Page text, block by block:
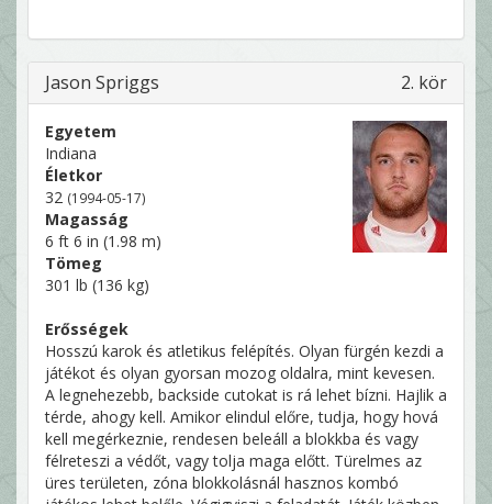
Jason Spriggs 2. kör
Egyetem
Indiana
Életkor
32 (1994-05-17)
Magasság
6 ft 6 in (1.98 m)
Tömeg
301 lb (136 kg)
Erősségek
Hosszú karok és atletikus felépítés. Olyan fürgén kezdi a
játékot és olyan gyorsan mozog oldalra, mint kevesen.
A legnehezebb, backside cutokat is rá lehet bízni. Hajlik a
térde, ahogy kell. Amikor elindul előre, tudja, hogy hová
kell megérkeznie, rendesen beleáll a blokkba és vagy
félreteszi a védőt, vagy tolja maga előtt. Türelmes az
üres területen, zóna blokkolásnál hasznos kombó